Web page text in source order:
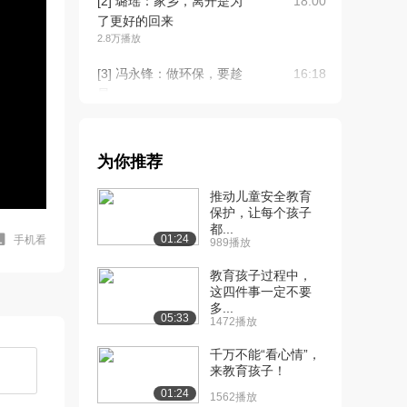
手机看
了更好的回来
2.8万播放
[3] 冯永锋：做环保，要趁
16:18
可期
[4] 蒋高明：我的高效生态
17:32
[4] 付永：跑出生命的舒适
18:00
[5] 刘正琛：用爱自己的心
5.1万播放
18:39
为你推荐
01:24
推动儿童安全教育
保护，让每个孩子
都...
989播放
05:33
教育孩子过程中，
这四件事一定不要
多...
1472播放
01:24
千万不能“看心情”，
来教育孩子！
1562播放